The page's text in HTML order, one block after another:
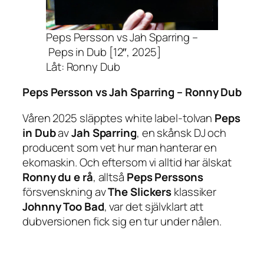
Peps Persson vs Jah Sparring –
Peps in Dub [12″, 2025]
Låt: Ronny Dub
Peps Persson vs Jah Sparring – Ronny Dub
Våren 2025 släpptes white label-tolvan Peps
in DubavJah Sparring, en skånsk DJ och
producent som vet hur man hanterar en
ekomaskin. Och eftersom vi alltid har älskat
Ronny du e rå, alltså Peps Perssons
försvenskning avThe Slickersklassiker
Johnny Too Bad, var det självklart att
dubversionen fick sig en tur under nålen.